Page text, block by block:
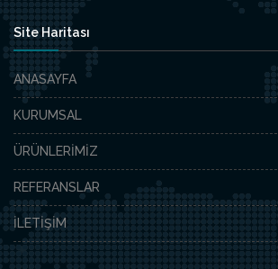
Site Haritası
ANASAYFA
KURUMSAL
ÜRÜNLERİMİZ
REFERANSLAR
İLETİŞİM